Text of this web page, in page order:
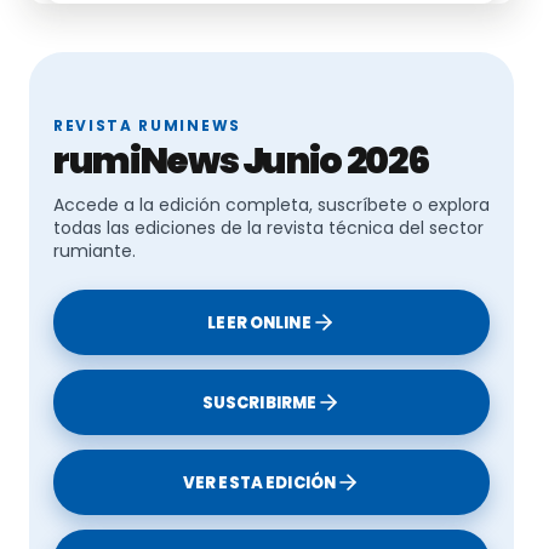
REVISTA RUMINEWS
rumiNews Junio 2026
Accede a la edición completa, suscríbete o explora
todas las ediciones de la revista técnica del sector
rumiante.
LEER ONLINE
SUSCRIBIRME
VER ESTA EDICIÓN